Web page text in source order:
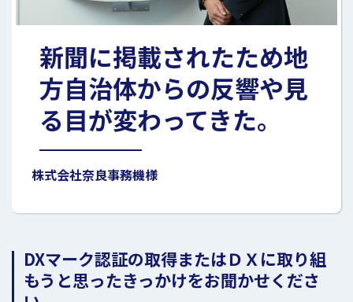
新聞に掲載されたため地
方自治体からの反響や見
る目が変わってきた。
株式会社奈良事務機様
DXマーク認証の取得またはＤＸに取り組
もうと思ったきっかけをお聞かせくださ